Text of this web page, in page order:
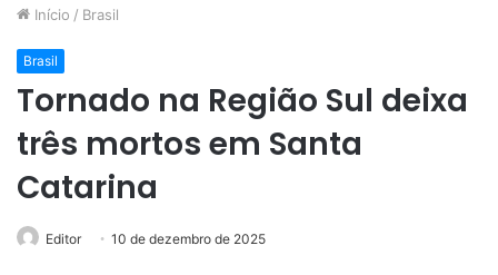
Início / Brasil
Brasil
Tornado na Região Sul deixa
três mortos em Santa
Catarina
Editor 10 de dezembro de 2025